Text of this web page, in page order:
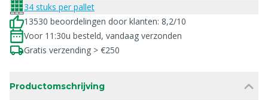
34 stuks per pallet
13530 beoordelingen door klanten: 8,2/10
Voor 11:30u besteld, vandaag verzonden
Gratis verzending > €250
Productomschrijving